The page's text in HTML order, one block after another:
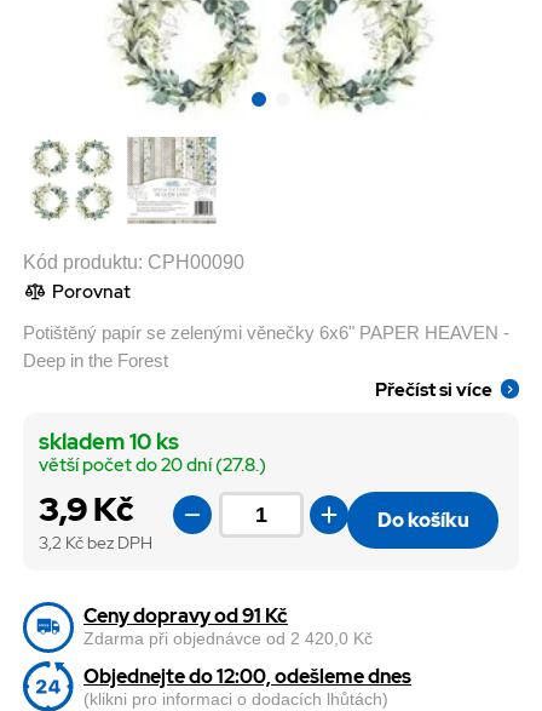
Kód produktu: CPH00090
Porovnat
Potištěný papír se zelenými věnečky 6x6" PAPER HEAVEN -
Deep in the Forest
Přečíst si více
3,9 Kč
3,2 Kč bez DPH
skladem 10 ks
větší počet do 20 dní (27.8.)
Do košíku
Ceny dopravy od 91 Kč
Zdarma při objednávce od 2 420,0 Kč
Objednejte do 12:00, odešleme dnes
(klikni pro informaci o dodacích lhůtách)